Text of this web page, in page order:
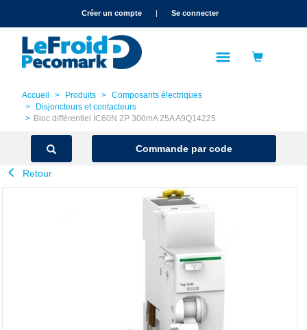
text.skipToNavigationCréer un compte | Se connecter
Accueil Produits
Composants électriques
Disjoncteurs et contacteurs
Bloc différentiel IC60N 2P 300mA 25A A9Q14225
Commande par code
Retour